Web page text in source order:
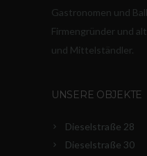
Gastronomen und
Firmengründer und
und Mittelständler.
UNSERE OBJEKTE
Dieselstraße 28
Dieselstraße 30